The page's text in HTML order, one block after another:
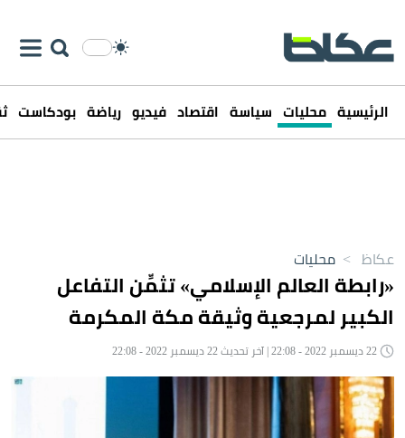
الرئيسية محليات سياسة اقتصاد فيديو رياضة بودكاست
عكاظ > محليات
«رابطة العالم الإسلامي» تثمِّن التفاعل
الكبير لمرجعية وثيقة مكة المكرمة